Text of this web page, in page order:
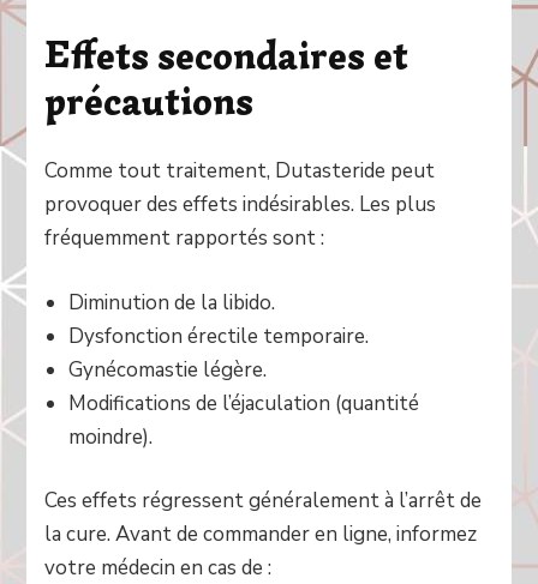
Effets secondaires et
précautions
Comme tout traitement, Dutasteride peut
provoquer des effets indésirables. Les plus
fréquemment rapportés sont :
Diminution de la libido.
Dysfonction érectile temporaire.
Gynécomastie légère.
Modifications de l’éjaculation (quantité
moindre).
Ces effets régressent généralement à l’arrêt de
la cure. Avant de commander en ligne, informez
votre médecin en cas de :